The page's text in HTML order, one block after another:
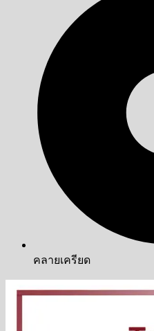
คลายเครียด